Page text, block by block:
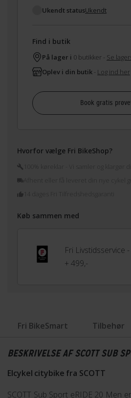
Ukendt statusUkendt
Find i butik
På lager i 0 butikker - Se
Oplev i din butik - Log ind her
Book gratis
Hvorfor vælge Fri BikeShop?
100% køreklar - Vi samler og klargør
14 dages Fri Tilfredshedsgaranti
Køb sammen med
Fri Livstidsservice -
+ 499,-
Fri BikeSmart Tilbehør
BESKRIVELSE AF SCOTT SUB
Elcykel citybike fra SCOTT
SCOTT Sub Sport eRIDE 20 Men